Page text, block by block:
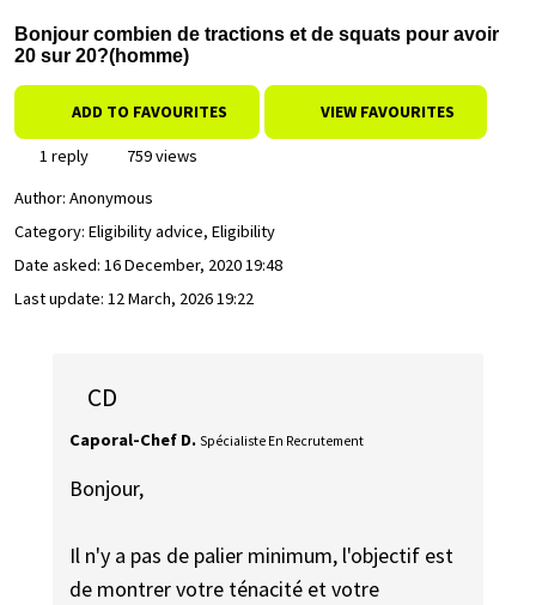
Bonjour combien de tractions et de squats pour avoir
20 sur 20?(homme)
ADD TO FAVOURITES VIEW FAVOURITES
1 reply
759 views
Author: Anonymous
Category: Eligibility advice, Eligibility
Date asked: 16 December, 2020 19:48
Last update: 12 March, 2026 19:22
CD
Caporal-Chef D. Spécialiste En Recrutement
Bonjour,
Il n'y a pas de palier minimum, l'objectif est
de montrer votre ténacité et votre